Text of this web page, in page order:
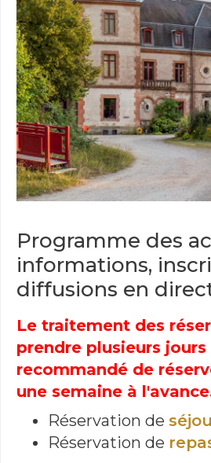
Programme des
informations,
diffusions en
Le traitement des
prendre plusieurs
recommandé de
une semaine à
Réservation de
Réservation de